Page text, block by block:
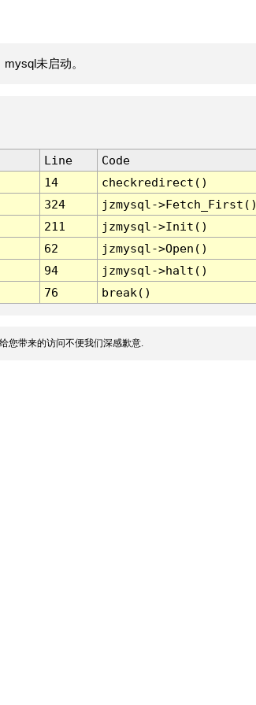
未启动。
Line
Code
14
checkredirect()
324
jzmysql-
211
jzmysql->Init()
62
jzmysql->Open()
94
jzmysql->halt()
76 break()
您带来的访问不便我们深感歉意.